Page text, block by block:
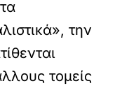
την
τομείς